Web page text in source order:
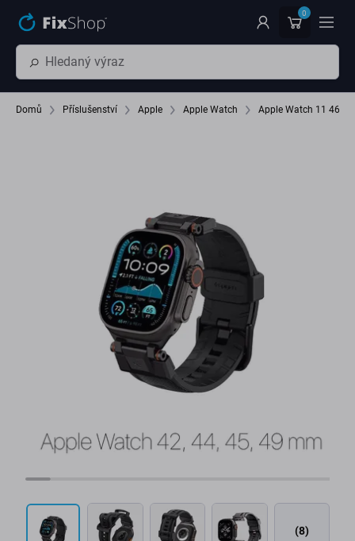
0
Domů Příslušenství Apple Apple Watch Apple Watch 11 46
(8)